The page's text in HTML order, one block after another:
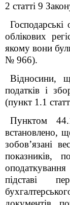
2 статті 9
Господарські
облікових
якому вони
№ 966).
Відносини,
податків і
(пункт 1.1
Пунктом
встановлено,
зобов’язані
показників,
підставі